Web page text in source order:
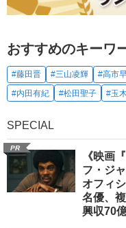
おすすめのキーワ
#藤田晋 #三山凌輝 #高市
#内田有紀
#松田聖子 #玉
SPECIAL
PR
《映画
フ・ジ
オフィ
名優、
興収70